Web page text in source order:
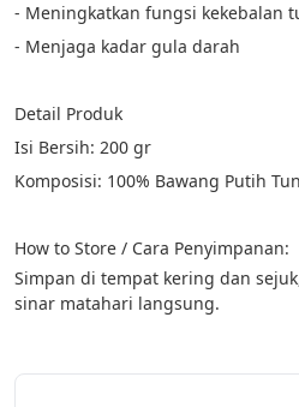
- Meningkatkan fungsi kekebalan
- Menjaga kadar gula darah
Detail Produk
Isi Bersih: 200 gr
Komposisi: 100% Bawang Putih
How to Store / Cara Penyimpanan:
Simpan di tempat kering dan
sinar matahari langsung.